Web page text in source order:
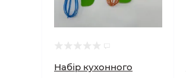
Набір кухонного